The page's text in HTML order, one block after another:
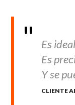
Es
Es
Y se
CLIENTE